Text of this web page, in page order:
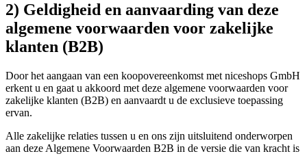
2) Geldigheid en aanvaarding van deze
algemene voorwaarden voor zakelijke
klanten (B2B)
Door het aangaan van een koopovereenkomst met niceshops GmbH
erkent u en gaat u akkoord met deze algemene voorwaarden voor
zakelijke klanten (B2B) en aanvaardt u de exclusieve toepassing
ervan.
Alle zakelijke relaties tussen u en ons zijn uitsluitend onderworpen
aan deze Algemene Voorwaarden B2B in de versie die van kracht is